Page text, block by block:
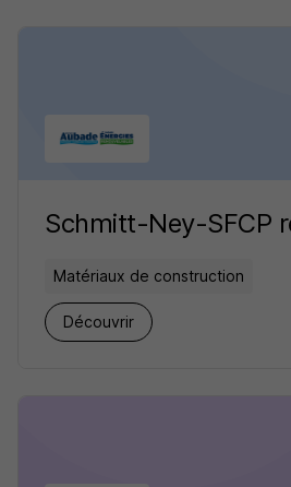
Schmitt-Ney-SFCP
Matériaux de construction
Découvrir